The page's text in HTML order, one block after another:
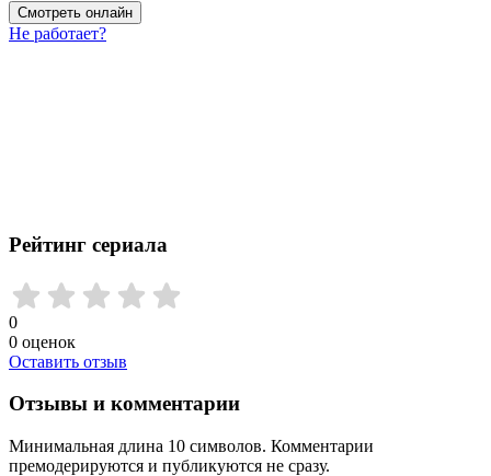
Смотреть онлайн
Не работает?
Рейтинг сериала
0
0 оценок
Оставить отзыв
Отзывы и комментарии
Минимальная длина 10 символов. Комментарии
премодерируются и публикуются не сразу.